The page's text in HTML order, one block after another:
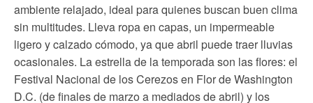
ambiente relajado, ideal para quienes buscan buen clima
sin multitudes. Lleva ropa en capas, un impermeable
ligero y calzado cómodo, ya que abril puede traer lluvias
ocasionales. La estrella de la temporada son las flores: el
Festival Nacional de los Cerezos en Flor de Washington
D.C. (de finales de marzo a mediados de abril) y los